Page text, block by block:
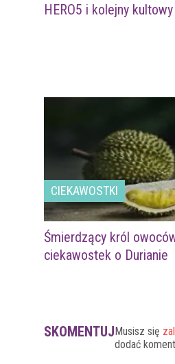
HERO5 i kolejny
CIEKAWOSTKI
Śmierdzący król
ciekawostek o Durianie
SKOMENTUJMusisz się
dodać